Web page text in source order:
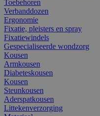
Toebehoren
Verbanddozen
Ergonomie
Fixatie, pleisters en spray
Fixatiewindels
Gespecialiseerde wondzorg
Kousen
Armkousen
Diabeteskousen
Kousen
Steunkousen
Aderspatkousen
Littekenverzorging